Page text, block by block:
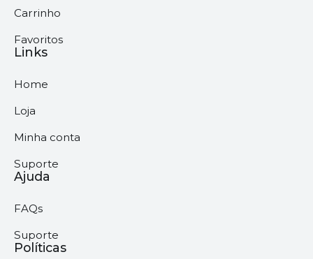
Carrinho
Favoritos
Links
Home
Loja
Minha conta
Suporte
Ajuda
FAQs
Suporte
Políticas